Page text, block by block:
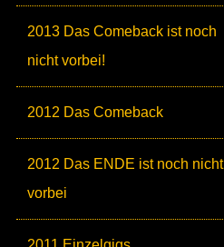
2013 Das Comeback ist noch
nicht vorbei!
2012 Das Comeback
2012 Das ENDE ist noch nicht
vorbei